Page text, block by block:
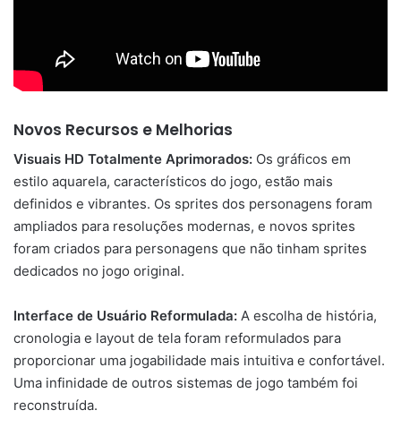
Novos Recursos e Melhorias
Visuais HD Totalmente Aprimorados: Os gráficos em
estilo aquarela, característicos do jogo, estão mais
definidos e vibrantes. Os sprites dos personagens foram
ampliados para resoluções modernas, e novos sprites
foram criados para personagens que não tinham sprites
dedicados no jogo original.
Interface de Usuário Reformulada: A escolha de história,
cronologia e layout de tela foram reformulados para
proporcionar uma jogabilidade mais intuitiva e confortável.
Uma infinidade de outros sistemas de jogo também foi
reconstruída.